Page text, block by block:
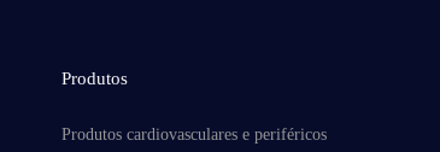
Produtos
Produtos cardiovasculares e periféricos